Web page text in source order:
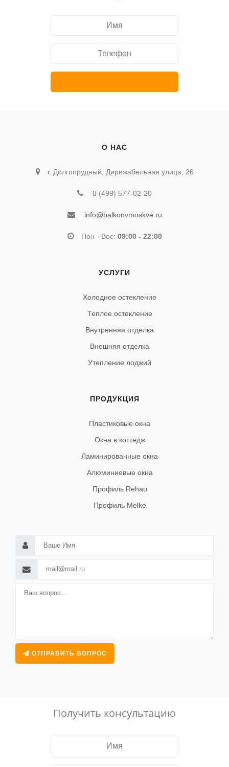
О НАС
г. Долгопрудный, Дирижабельная улица, 26
8 (499) 577-02-20
info@balkonvmoskve.ru
Пон - Вос: 09:00 - 22:00
УСЛУГИ
Холодное остекление
Теплое остекление
Внутренняя отделка
Внешняя отделка
Утепление лоджий
ПРОДУКЦИЯ
Пластиковые окна
Окна в коттедж
Ламинированные окна
Алюминиевые окна
Профиль Rehau
Профиль Melke
ОТПРАВИТЬ ВОПРОС
Получить консультацию